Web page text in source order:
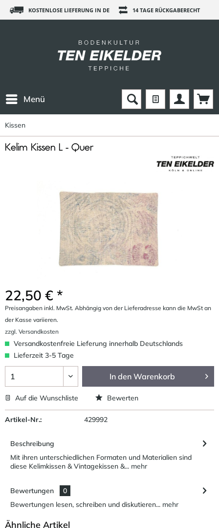
KOSTENLOSE LIEFERUNG IN DE 14 TAGE RÜCKGABERECHT
Menü
Kissen
Kelim Kissen L - Quer
22,50 € *
Preisangaben inkl. MwSt. Abhängig von der Lieferadresse kann die MwSt an
der Kasse variieren.
zzgl. Versandkosten
Versandkostenfreie Lieferung innerhalb Deutschlands
Lieferzeit 3-5 Tage
In den Warenkorb
Auf die Wunschliste Bewerten
Artikel-Nr.: 429992
Beschreibung
Mit ihren unterschiedlichen Formaten und Materialien sind
diese Kelimkissen & Vintagekissen &... mehr
Bewertungen
0
Bewertungen lesen, schreiben und diskutieren... mehr
Ähnliche Artikel